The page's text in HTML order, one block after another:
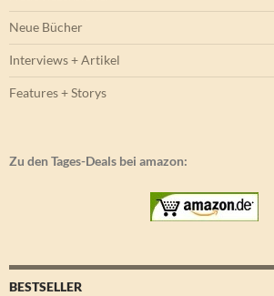
Neue Bücher
Interviews + Artikel
Features + Storys
Zu den Tages-Deals bei amazon:
BESTSELLER